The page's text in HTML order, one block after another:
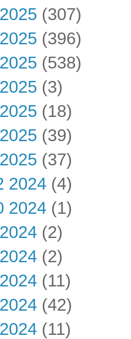
(307)
(396)
(538)
(3)
(18)
(39)
(37)
2024 (4)
2024 (1)
(2)
(2)
(11)
(42)
(11)